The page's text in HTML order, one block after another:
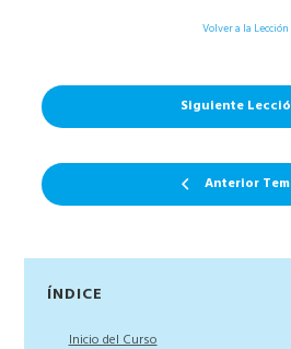
Anterior
Volver a la Lección
Siguiente
Barra
lateral
ÍNDICE
Inicio del Curso